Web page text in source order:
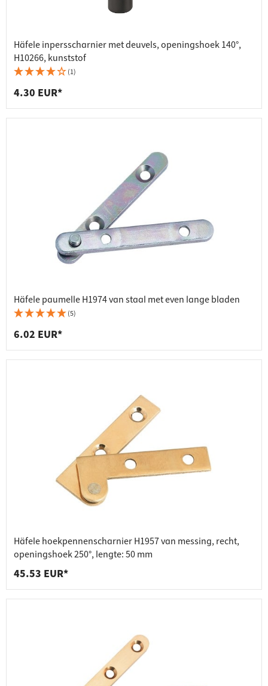
Häfele inpersscharnier met deuvels, openingshoek 140°,
H10266, kunststof
(1)
4.30 EUR*
Häfele paumelle H1974 van staal met even lange bladen
(5)
6.02 EUR*
Häfele hoekpennenscharnier H1957 van messing, recht,
openingshoek 250°, lengte: 50 mm
45.53 EUR*